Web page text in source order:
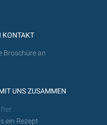
KONTAKT
Broschüre an
UNS ZUSAMMEN
ein Rezept